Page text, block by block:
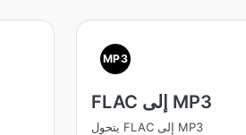
MP3
FLAC إلى MP3
يتحول FLAC إلى MP3